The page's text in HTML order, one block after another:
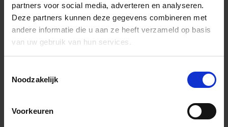
partners voor social media, adverteren en analyseren.
Deze partners kunnen deze gegevens combineren met
andere informatie die u aan ze heeft verzameld op basis
van uw gebruik van hun services.
Noodzakelijk
Voorkeuren